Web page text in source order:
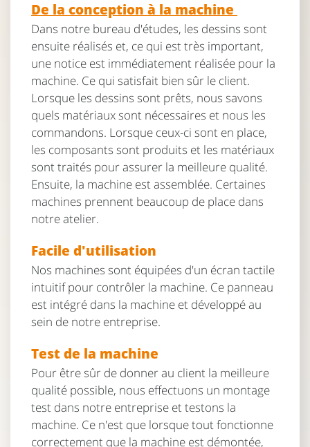
De la conception à la machine
Dans notre bureau d'études, les dessins sont
ensuite réalisés et, ce qui est très important,
une notice est immédiatement réalisée pour la
machine. Ce qui satisfait bien sûr le client.
Lorsque les dessins sont prêts, nous savons
quels matériaux sont nécessaires et nous les
commandons. Lorsque ceux-ci sont en place,
les composants sont produits et les matériaux
sont traités pour assurer la meilleure qualité.
Ensuite, la machine est assemblée. Certaines
machines prennent beaucoup de place dans
notre atelier.
Facile d'utilisation
Nos machines sont équipées d'un écran tactile
intuitif pour contrôler la machine. Ce panneau
est intégré dans la machine et développé au
sein de notre entreprise.
Test de la machine
Pour être sûr de donner au client la meilleure
qualité possible, nous effectuons un montage
test dans notre entreprise et testons la
machine. Ce n'est que lorsque tout fonctionne
correctement que la machine est démontée,